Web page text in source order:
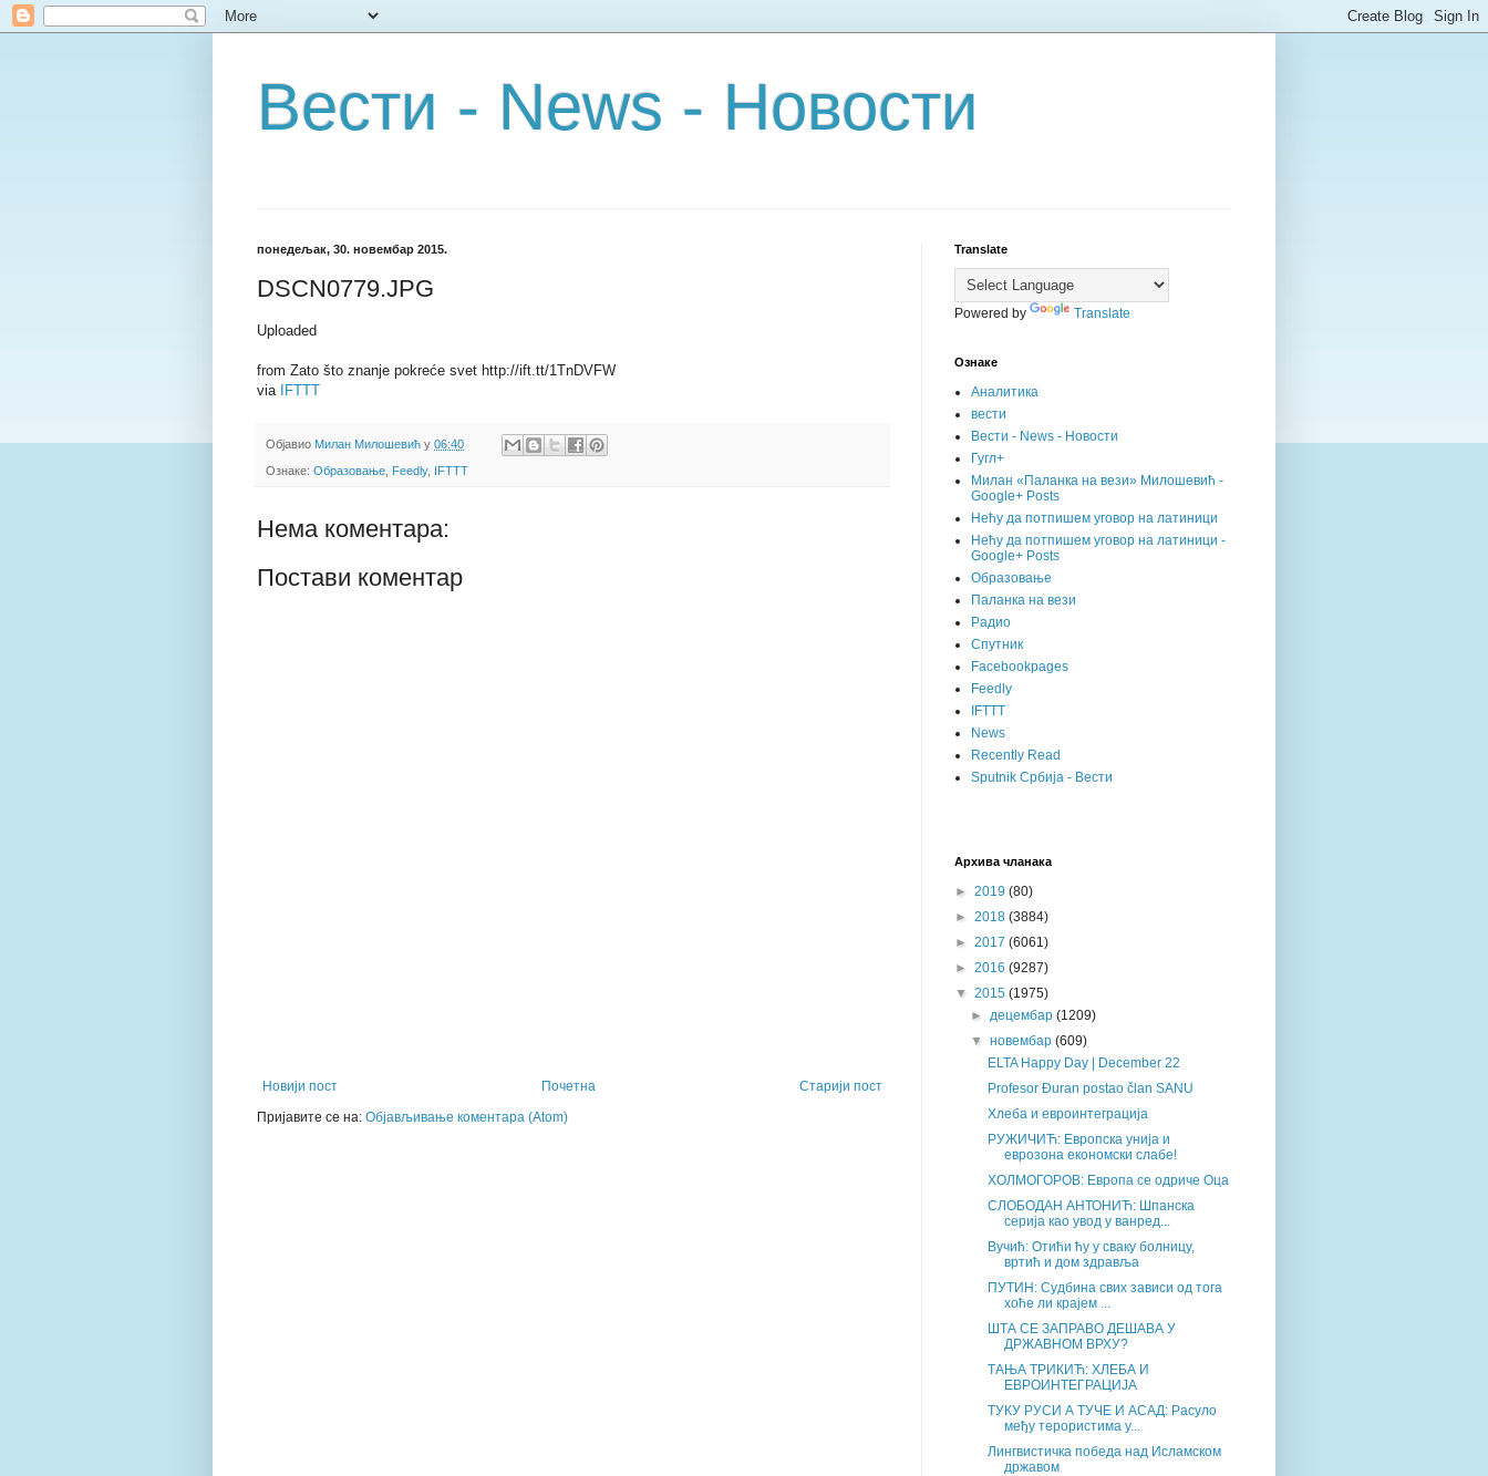
Вести - News - Новости
понедељак, 30. новембар 2015.
DSCN0779.JPG
Uploaded
from Zato što znanje pokreće svet http://ift.tt/1TnDVFW
via IFTTT
Објавио Милан Милошевић у 06:40
Ознаке: Образовање Feedly, IFTTT
Нема коментара:
Постави коментар
Новији пост Старији пост
Почетна
Пријавите се на: Објављивање коментара (Atom)
Translate
Powered by Translate
Ознаке
Аналитика
вести
Вести - News - Новости
Гугл+
Милан «Паланка на вези» Милошевић -
Google+ Posts
Нећу да потпишем уговор на латиници
Нећу да потпишем уговор на латиници -
Google+ Posts
Образовање
Паланка на вези
Радио
Спутник
Facebookpages
Feedly
IFTTT
News
Recently Read
Sputnik Србија - Вести
Архива чланака
► 2019 (80)
► 2018 (3884)
► 2017 (6061)
► 2016 (9287)
▼ 2015 (1975)
►децембар(1209)
▼новембар(609)
ELTA Happy Day | December 22
Profesor Đuran postao član SANU
Хлеба и евроинтеграција
РУЖИЧИЋ: Европска унија и
еврозона економски слабе!
ХОЛМОГОРОВ: Европа се одриче Оца
СЛОБОДАН АНТОНИЋ: Шпанска
серија као увод у ванред...
Вучић: Отићи ћу у сваку болницу,
вртић и дом здравља
ПУТИН: Судбина свих зависи од тога
хоће ли крајем ...
ШТА СЕ ЗАПРАВО ДЕШАВА У
ДРЖАВНОМ ВРХУ?
ТАЊА ТРИКИЋ: ХЛЕБА И
ЕВРОИНТЕГРАЦИЈА
ТУКУ РУСИ А ТУЧЕ И АСАД: Расуло
међу терористима у...
Лингвистичка победа над Исламском
државом